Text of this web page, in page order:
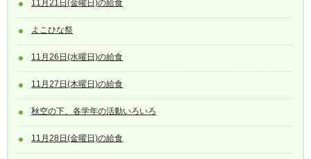
11月21日(金曜日)の給食
よこひな祭
11月26日(水曜日)の給食
11月27日(木曜日)の給食
秋空の下、各学年の活動いろいろ
11月28日(金曜日)の給食